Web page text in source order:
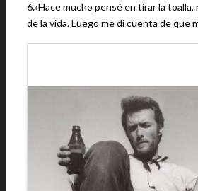
6.»Hace mucho pensé en tirar la
de la vida. Luego me di cuenta de que